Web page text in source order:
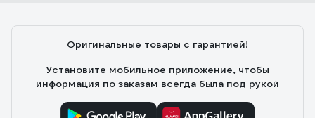
Оригинальные товары с гарантией!
Установите мобильное приложение, чтобы
информация по заказам всегда была под рукой